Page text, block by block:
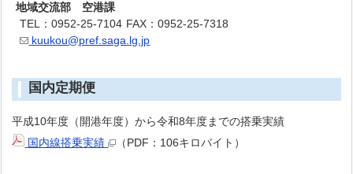
地域交流部 空港課
TEL：0952-25-7104 FAX：0952-25-7318
kuukou@pref.saga.lg.jp
国内定期便
平成10年度（開港年度）から令和8年度までの搭乗実績
国内線搭乗実績
（PDF：106キロバイト）